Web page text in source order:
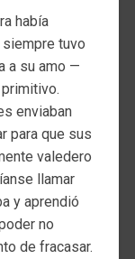
había
siempre tuvo
a su amo —
enviaban
para que sus
valedero
llamar
y aprendió
no
de fracasar.